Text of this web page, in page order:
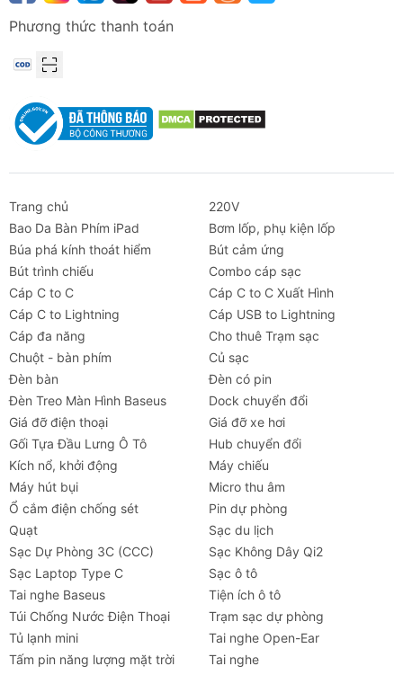
Phương thức thanh toán
Trang chủ
220V
Bao Da Bàn Phím iPad
Bơm lốp, phụ kiện lốp
Búa phá kính thoát hiểm
Bút cảm ứng
Bút trình chiếu
Combo cáp sạc
Cáp C to C
Cáp C to C Xuất Hình
Cáp C to Lightning
Cáp USB to Lightning
Cáp đa năng
Cho thuê Trạm sạc
Chuột - bàn phím
Củ sạc
Đèn bàn
Đèn có pin
Đèn Treo Màn Hình Baseus
Dock chuyển đổi
Giá đỡ điện thoại
Giá đỡ xe hơi
Gối Tựa Đầu Lưng Ô Tô
Hub chuyển đổi
Kích nổ, khởi động
Máy chiếu
Máy hút bụi
Micro thu âm
Ổ cắm điện chống sét
Pin dự phòng
Quạt
Sạc du lịch
Sạc Dự Phòng 3C (CCC)
Sạc Không Dây Qi2
Sạc Laptop Type C
Sạc ô tô
Tai nghe Baseus
Tiện ích ô tô
Túi Chống Nước Điện Thoại
Trạm sạc dự phòng
Tủ lạnh mini
Tai nghe Open-Ear
Tấm pin năng lượng mặt trời
Tai nghe